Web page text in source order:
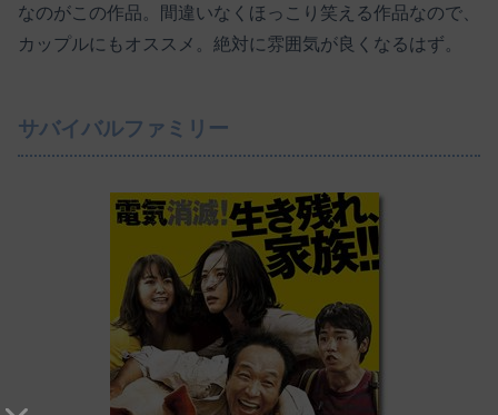
なのがこの作品。間違いなくほっこり笑える作品なので、
カップルにもオススメ。絶対に雰囲気が良くなるはず。
サバイバルファミリー